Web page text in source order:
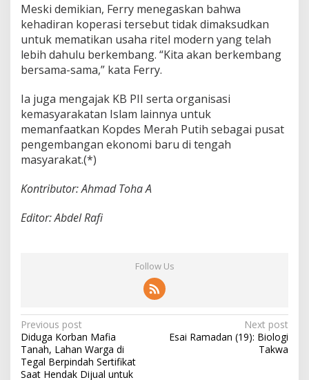
Meski demikian, Ferry menegaskan bahwa
kehadiran koperasi tersebut tidak dimaksudkan
untuk mematikan usaha ritel modern yang telah
lebih dahulu berkembang. “Kita akan berkembang
bersama-sama,” kata Ferry.
Ia juga mengajak KB PII serta organisasi
kemasyarakatan Islam lainnya untuk
memanfaatkan Kopdes Merah Putih sebagai pusat
pengembangan ekonomi baru di tengah
masyarakat.(*)
Kontributor: Ahmad Toha A
Editor: Abdel Rafi
Follow Us
P
o
s
Previous post
Diduga Korban Mafia
Tanah, Lahan Warga di
Tegal Berpindah Sertifikat
Saat Hendak Dijual untuk
Next post
Esai Ramadan (19): Biologi
Takwa